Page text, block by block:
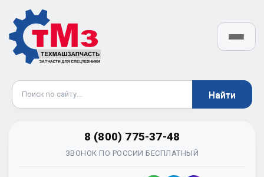
8 (800) 775-37-48
ЗВОНОК ПО РОССИИ БЕСПЛАТНЫЙ